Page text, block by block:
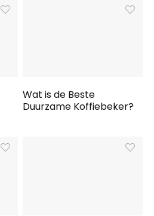
Wat is de Beste
Duurzame Koffiebeker?